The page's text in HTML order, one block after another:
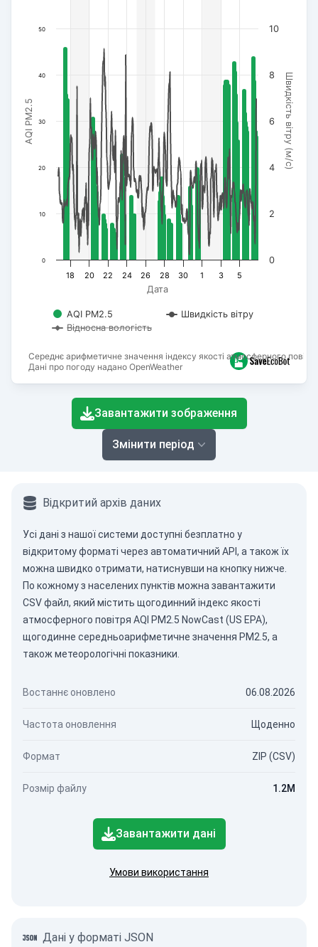
Середнє арифметичне значення індексу якості атмосферного
Дані про погоду надано OpenWeather
Дата
AQI PM2.5 Швидкість вітру (м/с)
AQI PM2.5
Швидкість вітру
Відносна вологість
18 20 22 24 26 28 30 1 3 5
0
10
20
30
40
50
0
2
4
6
8
10
End of interactive chart.
Завантажити зображення
Змінити період
Відкритий архів даних
Усі дані з нашої системи доступні безплатно у
відкритому форматі через автоматичний API , а також їх
можна швидко отримати, натиснувши на кнопку нижче.
По кожному з населених пунктів можна завантажити
CSV файл, який містить щогодинний індекс якості
атмосферного повітря AQI PM2.5 NowCast (US EPA),
щогодинне середньоарифметичне значення PM2.5, а
також метеорологічні показники.
Востаннє оновлено 06.08.2026
Частота оновлення Щоденно
Формат ZIP (CSV)
Розмір файлу 1.2M
Завантажити дані
Умови використання
Дані у форматі JSON